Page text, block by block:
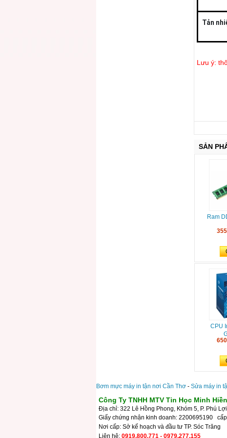
Tản
Lưu ý:
SẢN
Ram
CPU
Bơm mực máy in tận nơi Cần Thơ - Sửa máy in
Công Ty TNHH MTV Tin Học Minh Hiền
Địa chỉ: 322 Lê Hồng Phong, Khóm 5, P. Phú
Giấy chứng nhận kinh doanh: 2200695190
Nơi cấp: Sở kế hoạch và đầu tư TP. Sóc Trăng
Liên hệ: 0919.800.771 - 0979.277.155